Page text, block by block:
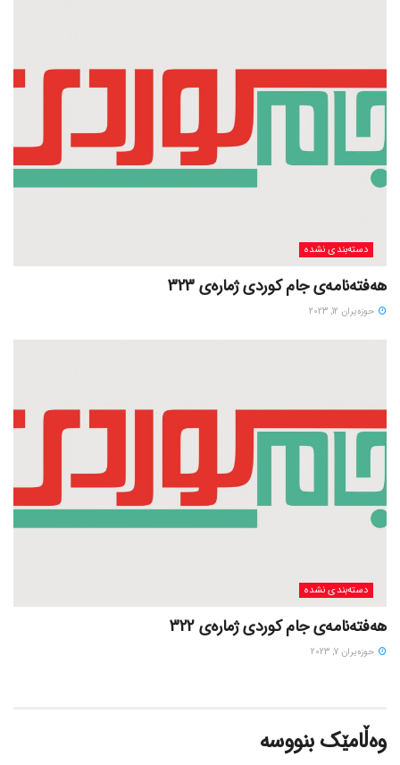
دسته‌بندی نشده
هەفتەنامەی جام کوردی ژمارەی 323
حوزه‌یران 12, 2023
دسته‌بندی نشده
هەفتەنامەی جام کوردی ژمارەی 322
حوزه‌یران 7, 2023
وەڵامێک بنووسە